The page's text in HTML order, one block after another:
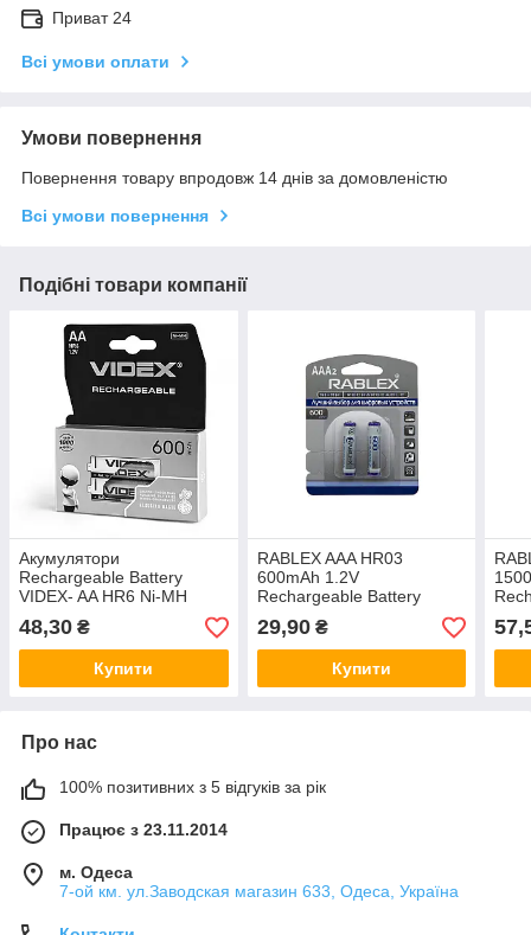
Приват 24
Всі умови оплати
Умови повернення
Повернення товару впродовж 14 днів за домовленістю
Всі умови повернення
Подібні товари компанії
Акумулятори
Rechargeable Battery
VIDEX- AA HR6 Ni-MH
600mAh 1.2V
48,30 ₴
Купити
RABLEX AAA HR03
600mAh 1.2V
Rechargeable Battery
Акумулятори
29,90₴
Купити
Про нас
100% позитивних з 5 відгуків за рік
Працює з 23.11.2014
м. Одеса
7-ой км. ул.Заводская магазин 633, Одеса, Україна